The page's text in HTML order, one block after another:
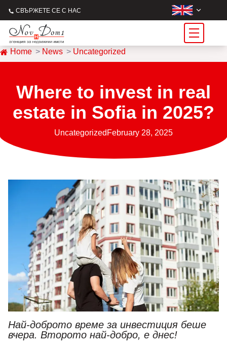
СВЪРЖЕТЕ СЕ С НАС
Home News Uncategorized
Where to invest in real
estate in Sofia in 2025?
Uncategorized February 28, 2025
Най-доброто време за инвестиция беше
вчера. Второто най-добро, е днес!